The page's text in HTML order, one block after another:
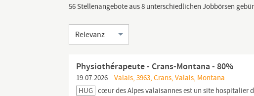
56 Stellenangebote aus 8 unterschiedlichen Jobbörsen
Sortierung
Physiothérapeute - Crans-Montana - 80%
19.07.2026
Valais, 3963, Crans, Valais, Montana
HUG cœur des Alpes valaisannes est un site hospitalier